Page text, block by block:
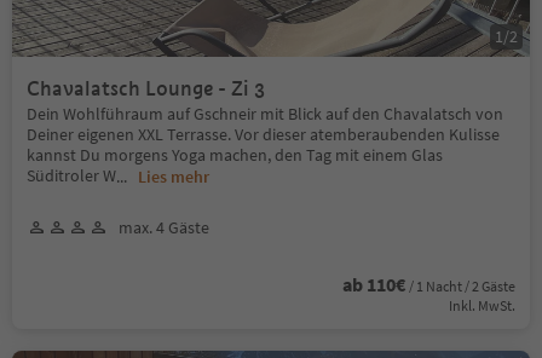
Chavalatsch Lounge - Zi 3
Dein Wohlführaum auf Gschneir mit Blick auf den Chavalatsch von
Deiner eigenen XXL Terrasse. Vor dieser atemberaubenden Kulisse
kannst Du morgens Yoga machen, den Tag mit einem Glas
Süditroler W... Lies mehr
max. 4 Gäste
ab 110€ / 1 Nacht / 2 Gäste
Inkl. MwSt.
1 /2